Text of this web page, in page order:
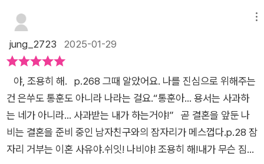
금의 예비신랑도 모두 나비에게 잊혀질 수 없는 상처를 준 가해자
들이지만 역설적이게도 그런 나비가 정신적으로 치유될 수 있게
의지가 되어준 옆집 사람 역시 남성이다. 물론 이 남자에게도 좋
비 역시 피해자이면서 가해자인 면을 동시에 드러낸다.현실에서
는 정말 누가 야, 조용히 해!라고 말한 듯 언급조차 할 수 없는 불
편한 단어들, 예를 들면 상폐, 취집, 간스유예기교, 가스라이팅등
다양한 이슈들이 스쳐지나가며 작가님이 표현하려고 했던 불편
하고 답답한 현실을 담은 케릭터를 그려낸다.이 인스타툰이 더 현
jung_2723 2025-01-29
⠀야, 조용히 해.⠀p.268 그때 알았어요. 나를 진심으로 위해주는
건 은쑤도 통훈도 아니라 나라는 걸요.“통훈아… 용서는 사과하
는 네가 아니라… 사과받는 내가 하는거야!”⠀곧 결혼을 앞둔 나
비는 결혼을 준비 중인 남자친구와의 잠자리가 메스껍다.p.28 잠
자리 거부는 이혼 사유야.쉬잇! 나비야! 조용히 해!내가 무슨 짐승